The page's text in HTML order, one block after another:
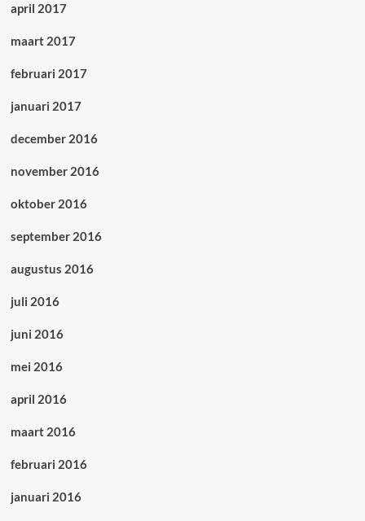
april 2017
maart 2017
februari 2017
januari 2017
december 2016
november 2016
oktober 2016
september 2016
augustus 2016
juli 2016
juni 2016
mei 2016
april 2016
maart 2016
februari 2016
januari 2016